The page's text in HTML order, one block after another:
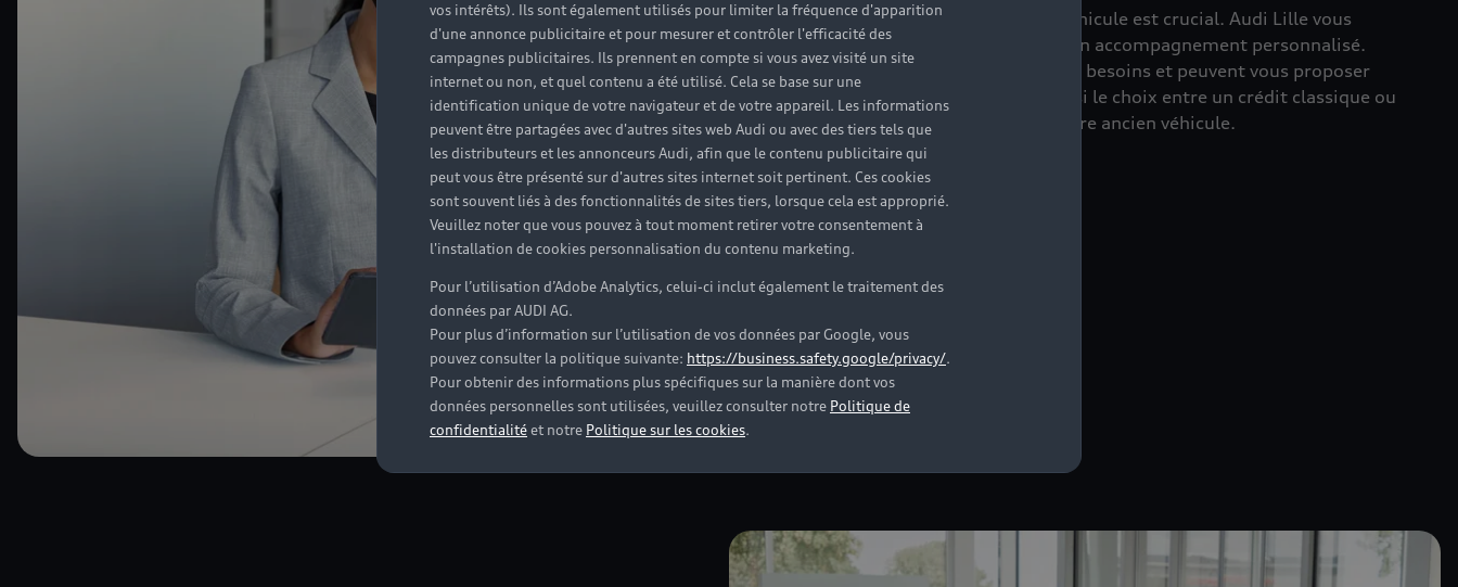
Le choix du financement de votre véhicule est crucial. Audi Lille vous
propose justement de bénéficier d’un accompagnement personnalisé.
Ses conseillers sont à l’écoute de vos besoins et peuvent vous proposer
une solution adaptée. Vous avez ainsi le choix entre un crédit classique ou
une LOA en plus d’une reprise de votre ancien véhicule.
Financer mon Audi d’occasion
vos intérêts). Ils sont également utilisés pour limiter la fréquence d'apparition
d'une annonce publicitaire et pour mesurer et contrôler l'efficacité des
campagnes publicitaires. Ils prennent en compte si vous avez visité un site
internet ou non, et quel contenu a été utilisé. Cela se base sur une
identification unique de votre navigateur et de votre appareil. Les informations
peuvent être partagées avec d'autres sites web Audi ou avec des tiers tels que
les distributeurs et les annonceurs Audi, afin que le contenu publicitaire qui
peut vous être présenté sur d'autres sites internet soit pertinent. Ces cookies
sont souvent liés à des fonctionnalités de sites tiers, lorsque cela est approprié.
Veuillez noter que vous pouvez à tout moment retirer votre consentement à
l'installation de cookies personnalisation du contenu marketing.
Pour l’utilisation d’Adobe Analytics, celui-ci inclut également le traitement des
données par AUDI AG.
Pour plus d’information sur l’utilisation de vos données par Google, vous
pouvez consulter la politique suivante: https://business.safety.google/privacy/.
Pour obtenir des informations plus spécifiques sur la manière dont vos
données personnelles sont utilisées, veuillez consulter notre Politique de
confidentialitéet notre Politique sur les cookies.